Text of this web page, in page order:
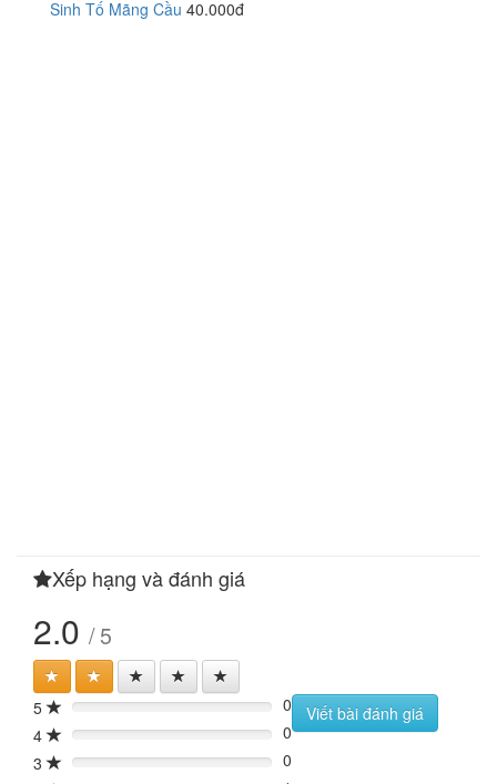
Sinh Tố Mãng Cầu 40.000đ
Xếp hạng và đánh giá
2.0 / 5
5 0%
0
4
0%
0
3
0%
0
Viết bài đánh giá